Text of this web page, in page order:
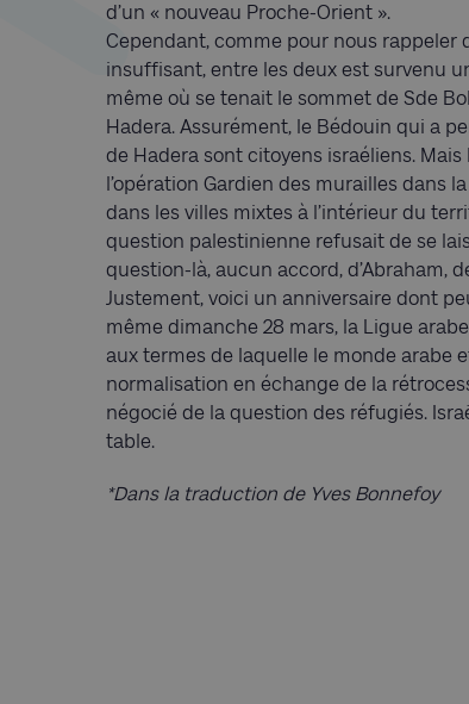
d’un « nouveau Proche-Orient ».
Cependant, comme pour nous rappeler
insuffisant, entre les deux est survenu
même où se tenait le sommet de Sde
Hadera. Assurément, le Bédouin qui a
de Hadera sont citoyens israéliens.
l’opération Gardien des murailles dans
dans les villes mixtes à l’intérieur du
question palestinienne refusait de se
question-là, aucun accord, d’Abraham,
Justement, voici un anniversaire dont
même dimanche 28 mars, la Ligue
aux termes de laquelle le monde arabe
normalisation en échange de la
négocié de la question des réfugiés.
table.
*Dans la traduction de Yves Bonnefoy